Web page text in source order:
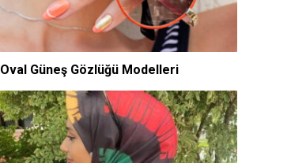
Oval Güneş Gözlüğü Modelleri